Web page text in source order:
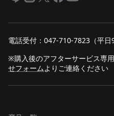
電話受付：047-710-7823（平日
※購入後のアフターサービス専
せフォームよりご連絡ください